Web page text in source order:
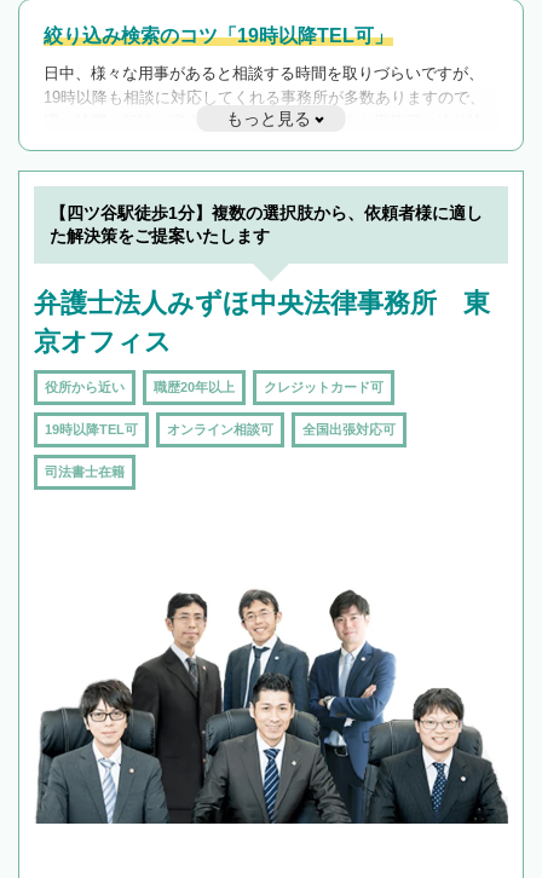
絞り込み検索のコツ「19時以降TEL可」
日中、様々な用事があると相談する時間を取りづらいですが、
19時以降も相談に対応してくれる事務所が多数ありますので、
遅い時間の相談が増えそうな場合はそのような事務所に絞り込
んで検索してみましょう。
19時以降TEL可の条件
を加えて再検索
もっと見る
【四ツ谷駅徒歩1分】複数の選択肢から、依頼者様に適し
た解決策をご提案いたします
弁護士法人みずほ中央法律事務所 東
京オフィス
役所から近い 職歴20年以上 クレジットカード可
19時以降TEL可 オンライン相談可 全国出張対応可
司法書士在籍